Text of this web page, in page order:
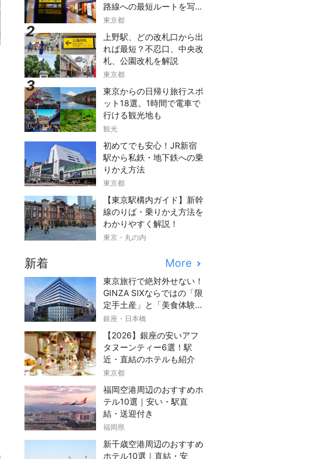
路線への最短ルートを写真
つきでご紹介
東京都
上野駅、どの改札口から出
れば最短？不忍口、中央改
札、公園改札を解説
東京都
東京からの日帰り旅行スポ
ット18選。1時間で電車で
行ける観光地も
観光
初めてでも安心！JR新宿
駅から私鉄・地下鉄への乗
りかえ方法
東京都
【東京駅構内ガイド】新幹
線のりば・乗りかえ方法を
わかりやすく解説！
東京・丸の内
新着 More
東京旅行で絶対外せない！
GINZA SIXならではの「限
定手土産」と「美食体験」
完全ガイド
銀座・日本橋
【2026】銀座の安いアフ
タヌーンティー6選！駅
近・直結のホテルも紹介
東京都
福岡空港周辺のおすすめホ
テル10選｜安い・駅直
結・送迎付き
福岡県
新千歳空港周辺のおすすめ
ホテル10選｜直結・安